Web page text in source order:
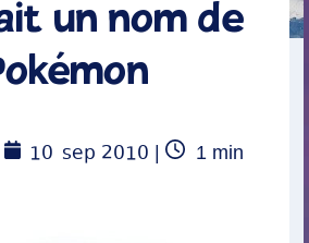
un nom de
10 sep 2010 |
Temps
1 min